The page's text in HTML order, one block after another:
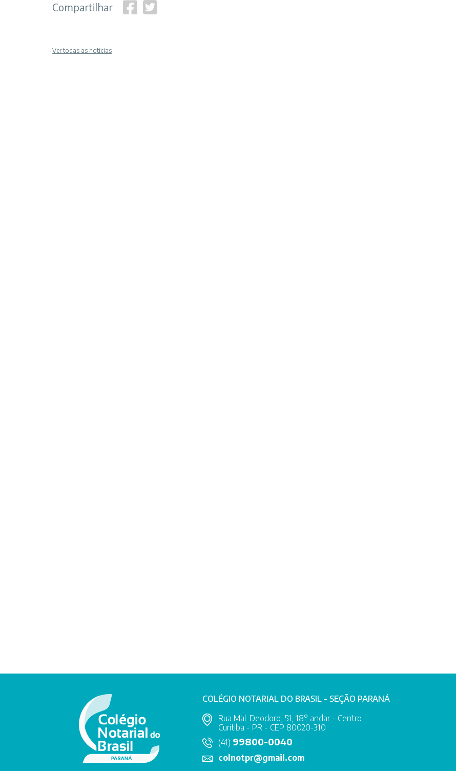
Compartilhar
Ver todas as notícias
COLÉGIO NOTARIAL DO BRASIL - SEÇÃO PARANÁ
Rua Mal. Deodoro, 51, 18° andar - Centro
Curitiba - PR - CEP 80020-310
(41) 99800-0040
colnotpr@gmail.com